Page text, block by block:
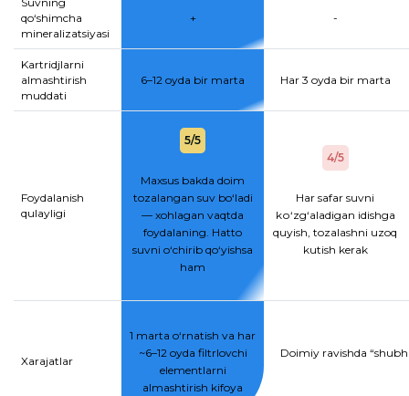
qo‘shimcha
mineralizatsiyasi
+ -
Kartridjlarni
almashtirish
muddati
6–12 oyda bir marta Har 3 oyda bir marta
Foydalanish
qulayligi
5/5
Maxsus bakda doim
tozalangan suv bo‘ladi
— xohlagan vaqtda
foydalaning. Hatto
suvni o‘chirib qo‘yishsa
ham
4/5
Har safar suvni
kо‘zg‘aladigan idishga
quyish, tozalashni uzoq
kutish kerak
Xarajatlar
1 marta o‘rnatish va har
~6–12 oyda filtrlovchi
elementlarni
almashtirish kifoya
Doimiy ravishda